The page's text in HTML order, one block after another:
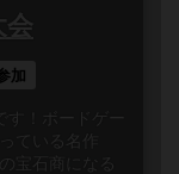
加
！ボードゲー
ている名作
宝石商になる